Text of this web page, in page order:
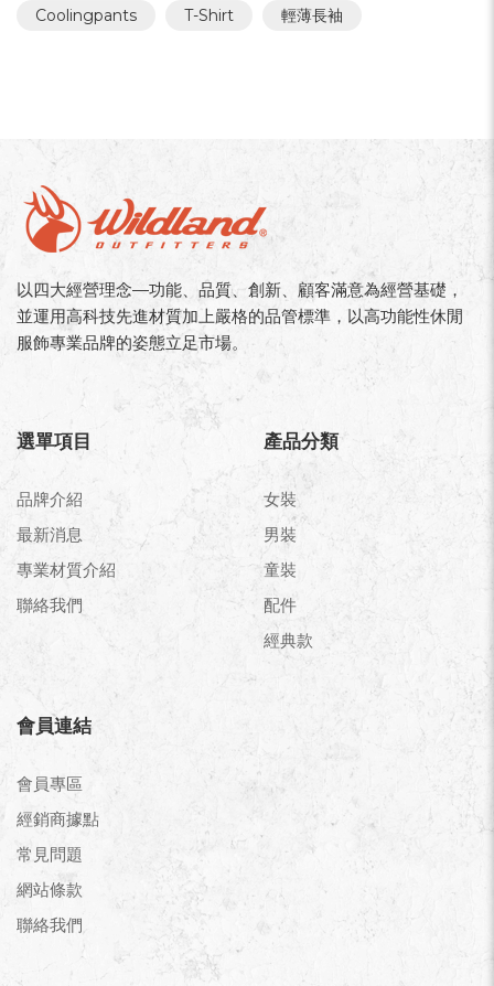
Coolingpants
T-Shirt 輕薄長袖
以四大經營理念—功能、品質、創新、顧客滿意為經營基礎，
並運用高科技先進材質加上嚴格的品管標準，以高功能性休閒
服飾專業品牌的姿態立足市場。
選單項目
品牌介紹
最新消息
專業材質介紹
聯絡我們
產品分類
女裝
男裝
童裝
配件
經典款
會員連結
會員專區
經銷商據點
常見問題
網站條款
聯絡我們